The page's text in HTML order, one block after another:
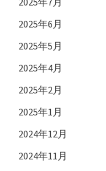
2025年6月
2025年5月
2025年4月
2025年2月
2025年1月
2024年12月
2024年11月